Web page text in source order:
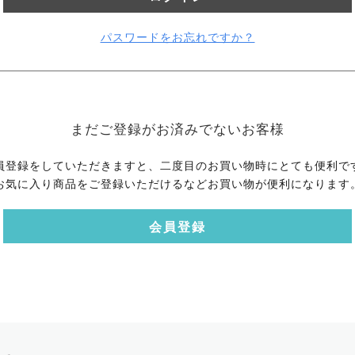
パスワードをお忘れですか？
まだご登録がお済みでないお客様
登録をしていただきますと、二度目のお買い物時にとても便利で
気に入り商品をご登録いただけるなどお買い物が便利になります
会員登録